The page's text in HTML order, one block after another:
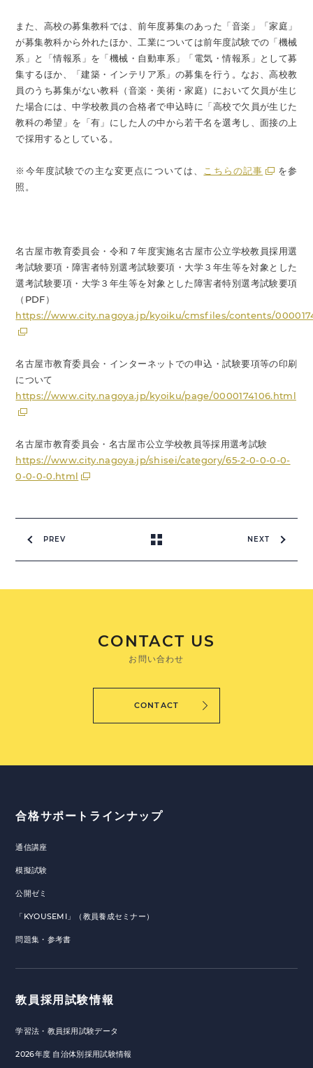
また、高校の募集教科では、前年度募集のあった「音楽」「家庭」
が募集教科から外れたほか、工業については前年度試験での「機械
系」と「情報系」を「機械・自動車系」「電気・情報系」として募
集するほか、「建築・インテリア系」の募集を行う。なお、高校教
員のうち募集がない教科（音楽・美術・家庭）において欠員が生じ
た場合には、中学校教員の合格者で申込時に「高校で欠員が生じた
教科の希望」を「有」にした人の中から若干名を選考し、面接の上
で採用するとしている。
※今年度試験での主な変更点については、 こちらの記事
を参
照。
名古屋市教育委員会・令和７年度実施名古屋市公立学校教員採用選
考試験要項・障害者特別選考試験要項・大学３年生等を対象とした
選考試験要項・大学３年生等を対象とした障害者特別選考試験要項
（PDF）
https://www.city.nagoya.jp/kyoiku/cmsfiles/contents/
名古屋市教育委員会・インターネットでの申込・試験要項等の印刷
について
https://www.city.nagoya.jp/kyoiku/page/0000174106.html
名古屋市教育委員会・名古屋市公立学校教員等採用選考試験
https://www.city.nagoya.jp/shisei/category/65-2-0-0-0-0-
0-0-0-0.html
PREV NEXT
CONTACT US
お問い合わせ
CONTACT
合格サポートラインナップ
通信講座
模擬試験
公開ゼミ
「KYOUSEMI」（教員養成セミナー）
問題集・参考書
教員採用試験情報
学習法・教員採用試験データ
2026年度 自治体別採用試験情報